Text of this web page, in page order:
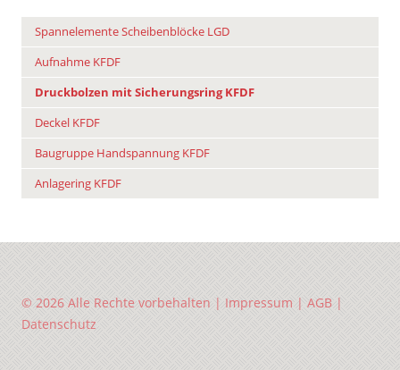
Spannelemente Scheibenblöcke LGD
Aufnahme KFDF
Druckbolzen mit Sicherungsring KFDF
Deckel KFDF
Baugruppe Handspannung KFDF
Anlagering KFDF
© 2026 Alle Rechte vorbehalten | Impressum | AGB |
Datenschutz